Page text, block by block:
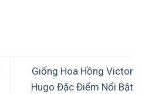
Giống Hoa Hồng Victor
Hugo Đặc Điểm Nổi Bật